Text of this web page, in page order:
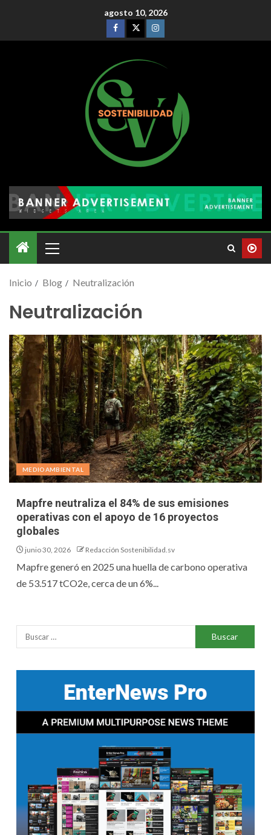
agosto 10, 2026
Inicio Blog Neutralización
Neutralización
MEDIOAMBIENTAL
Mapfre neutraliza el 84% de sus emisiones
operativas con el apoyo de 16 proyectos
globales
junio 30, 2026 Redacción Sostenibilidad.sv
Mapfre generó en 2025 una huella de carbono operativa
de 53.517 tCO2e, cerca de un 6%...